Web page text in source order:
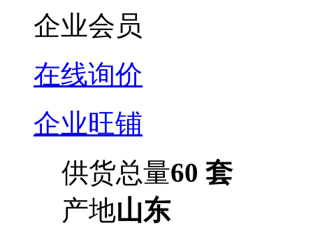
企业会员
在线询价
企业旺铺
供货总量60 套
产地山东